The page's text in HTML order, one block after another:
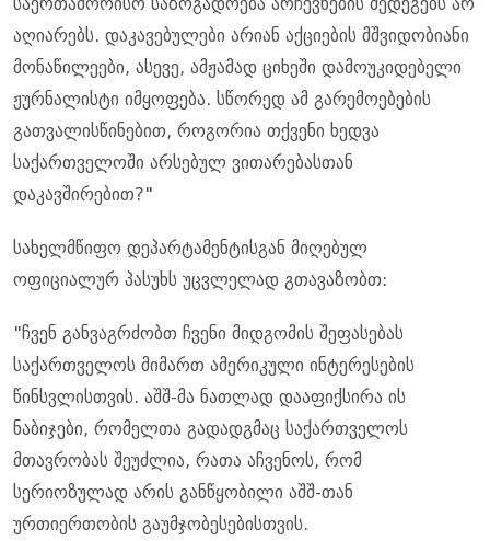
აღიარებს. დაკავებულები არიან აქციების მშვიდობიანი
მონაწილეები, ასევე, ამჟამად ციხეში დამოუკიდებელი
ჟურნალისტი იმყოფება. სწორედ ამ გარემოებების
გათვალისწინებით, როგორია თქვენი ხედვა
საქართველოში არსებულ ვითარებასთან
დაკავშირებით?"
სახელმწიფო დეპარტამენტისგან მიღებულ
ოფიციალურ პასუხს უცვლელად გთავაზობთ:
"ჩვენ განვაგრძობთ ჩვენი მიდგომის შეფასებას
საქართველოს მიმართ ამერიკული ინტერესების
წინსვლისთვის. აშშ-მა ნათლად დააფიქსირა ის
ნაბიჯები, რომელთა გადადგმაც საქართველოს
მთავრობას შეუძლია, რათა აჩვენოს, რომ
სერიოზულად არის განწყობილი აშშ-თან
ურთიერთობის გაუმჯობესებისთვის.